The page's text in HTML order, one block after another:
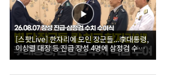
[스팟Live] 한자리에 모인 장군들...李대통령,
이상렬 대장 등 진급 장성 4명에 삼정검 수치
직접 수여｜26.08.07 장성 진급·삼정검 수치